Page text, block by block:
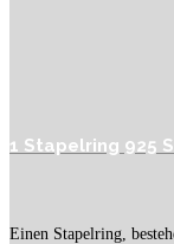
1 Stapelring 925
Einen Stapelring,